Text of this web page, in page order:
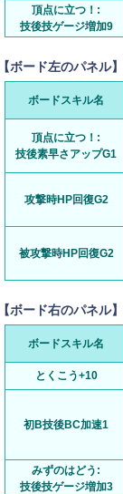
頂点に立つ！:
技後技ゲージ増加9
ボード左のパネル】
ボードスキル名
頂点に立つ！:
技後素早さアップG1
攻撃時HP回復G2
被攻撃時HP回復G2
ボード右のパネル】
ボードスキル名
とくこう+10
初B技後BC加速1
みずのはどう:
技後技ゲージ増加3